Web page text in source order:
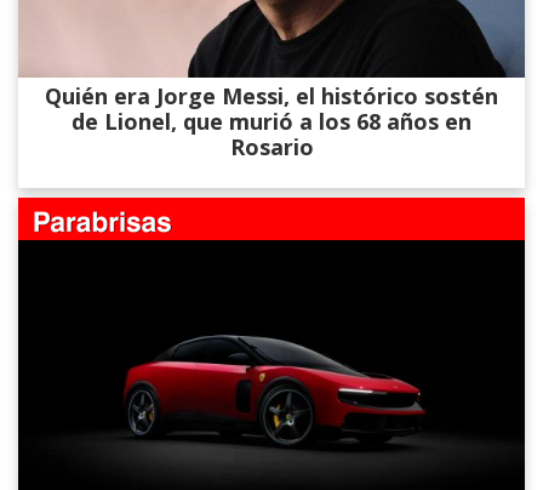
Quién era Jorge Messi, el histórico sostén
de Lionel, que murió a los 68 años en
Rosario